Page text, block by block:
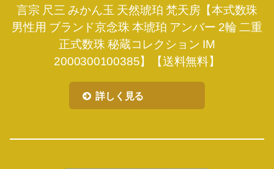
言宗 尺三 みかん玉 天然琥珀 梵天房【本式数珠
男性用 ブランド京念珠 本琥珀 アンバー 2輪 二重
正式数珠 秘蔵コレクション IM
2000300100385】【送料無料】
詳しく見る